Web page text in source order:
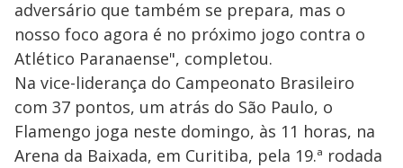
adversário que também se prepara, mas o
nosso foco agora é no próximo jogo contra o
Atlético Paranaense", completou.
Na vice-liderança do Campeonato Brasileiro
com 37 pontos, um atrás do São Paulo, o
Flamengo joga neste domingo, às 11 horas, na
Arena da Baixada, em Curitiba, pela 19.ª rodada